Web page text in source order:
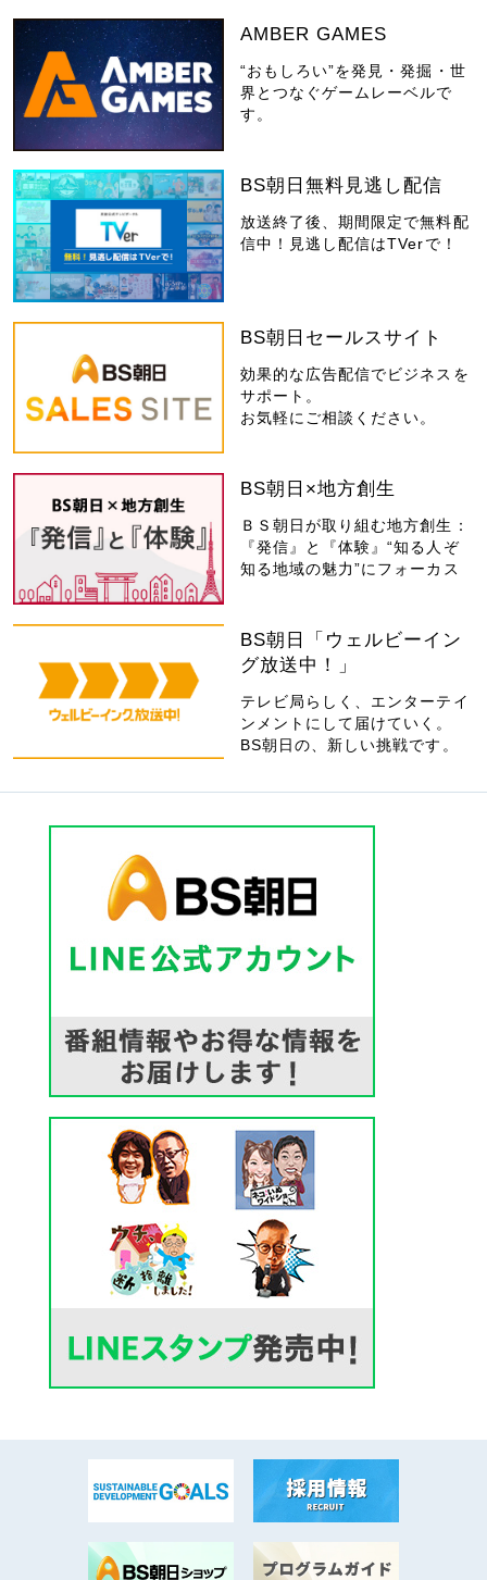
AMBER GAMES
“おもしろい”を発見・発掘・世
界とつなぐゲームレーベルで
す。
BS朝日無料見逃し配信
放送終了後、期間限定で無料配
信中！見逃し配信はTVerで！
BS朝日セールスサイト
効果的な広告配信でビジネスを
サポート。
お気軽にご相談ください。
BS朝日×地方創生
ＢＳ朝日が取り組む地方創生：
『発信』と『体験』“知る人ぞ
知る地域の魅力”にフォーカス
BS朝日「ウェルビーイン
グ放送中！」
テレビ局らしく、エンターテイ
ンメントにして届けていく。
BS朝日の、新しい挑戦です。